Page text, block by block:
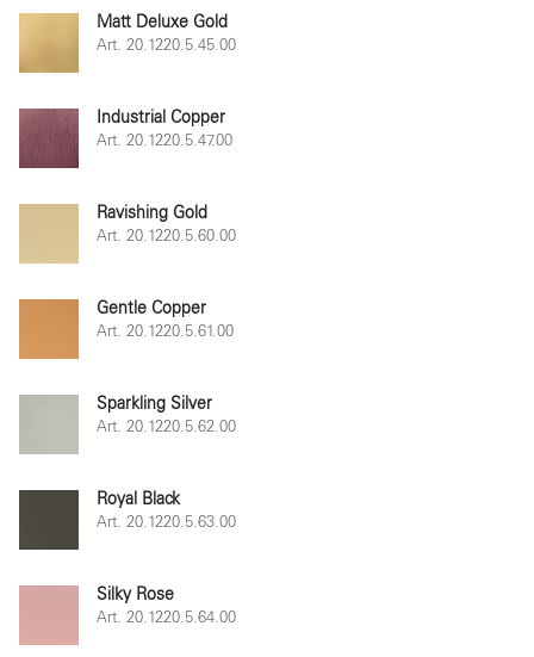
Matt Deluxe Gold
Art. 20.1220.5.45.00
Industrial Copper
Art. 20.1220.5.47.00
Ravishing Gold
Art. 20.1220.5.60.00
Gentle Copper
Art. 20.1220.5.61.00
Sparkling Silver
Art. 20.1220.5.62.00
Royal Black
Art. 20.1220.5.63.00
Silky Rose
Art. 20.1220.5.64.00